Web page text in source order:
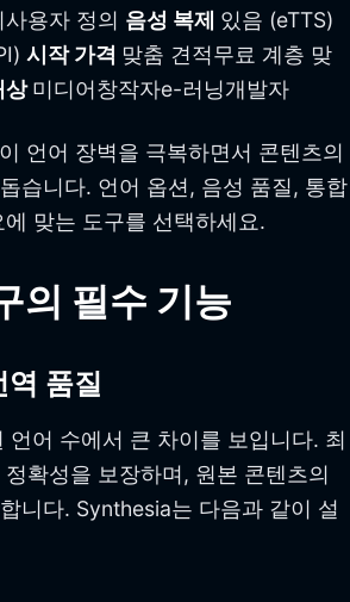
용자 정의 음성 복제 있음 (eTTS)
시작 가격 맞춤 견적무료 계층 맞
상미디어창작자e-러닝개발자
언어 장벽을 극복하면서 콘텐츠의
습니다. 언어 옵션, 음성 품질, 통합
맞는 도구를 선택하세요.
의 필수 기능
역 품질
언어 수에서 큰 차이를 보입니다. 최
확성을 보장하며, 원본 콘텐츠의
니다. Synthesia는 다음과 같이 설